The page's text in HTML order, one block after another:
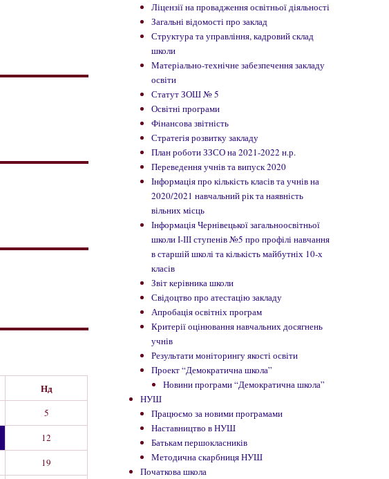
Нд
5
12
19
Ліцензії на провадження освітньої діяльності
Загальні відомості про заклад
Структура та управління, кадровий склад
школи
Матеріально-технічне забезпечення закладу
освіти
Статут ЗОШ № 5
Освітні програми
Фінансова звітність
Стратегія розвитку закладу
План роботи ЗЗСО на 2021-2022 н.р.
Переведення учнів та випуск 2020
Інформація про кількість класів та учнів на
2020/2021 навчальний рік та наявність
вільних місць
Інформація Чернівецької загальноосвітньої
школи І-ІІІ ступенів №5 про профілі навчання
в старшій школі та кількість майбутніх 10-х
класів
Звіт керівника школи
Свідоцтво про атестацію закладу
Апробація освітніх програм
Критерії оцінювання навчальних досягнень
учнів
Результати моніторингу якості освіти
Проект “Демократична школа”
Новини програми “Демократична школа”
НУШ
Працюємо за новими програмами
Наставництво в НУШ
Батькам першокласників
Методична скарбниця НУШ
Початкова школа